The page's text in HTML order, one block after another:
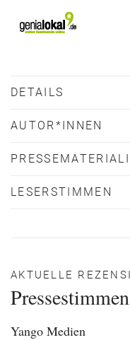
DETAILS
AUTOR*INNEN
LESERSTIMMEN
AKTUELLE
Pressestimmen
Yango Medien